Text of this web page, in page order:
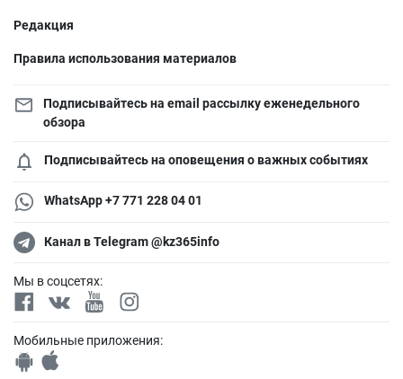
Редакция
Правила использования материалов
Подписывайтесь на email рассылку еженедельного
обзора
Подписывайтесь на оповещения о важных событиях
WhatsApp +7 771 228 04 01
Канал в Telegram @kz365info
Мы в соцсетях:
Мобильные приложения: